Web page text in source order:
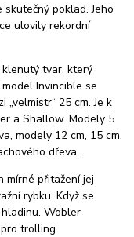
poklad. Jeho
ulovily rekordní
tvar, který
Invincible se
25 cm. Je k
a Shallow. Modely 5
modely 12 cm, 15 cm,
dřeva.
mírné přitažení jej
rybku. Když se
Wobler
trolling.